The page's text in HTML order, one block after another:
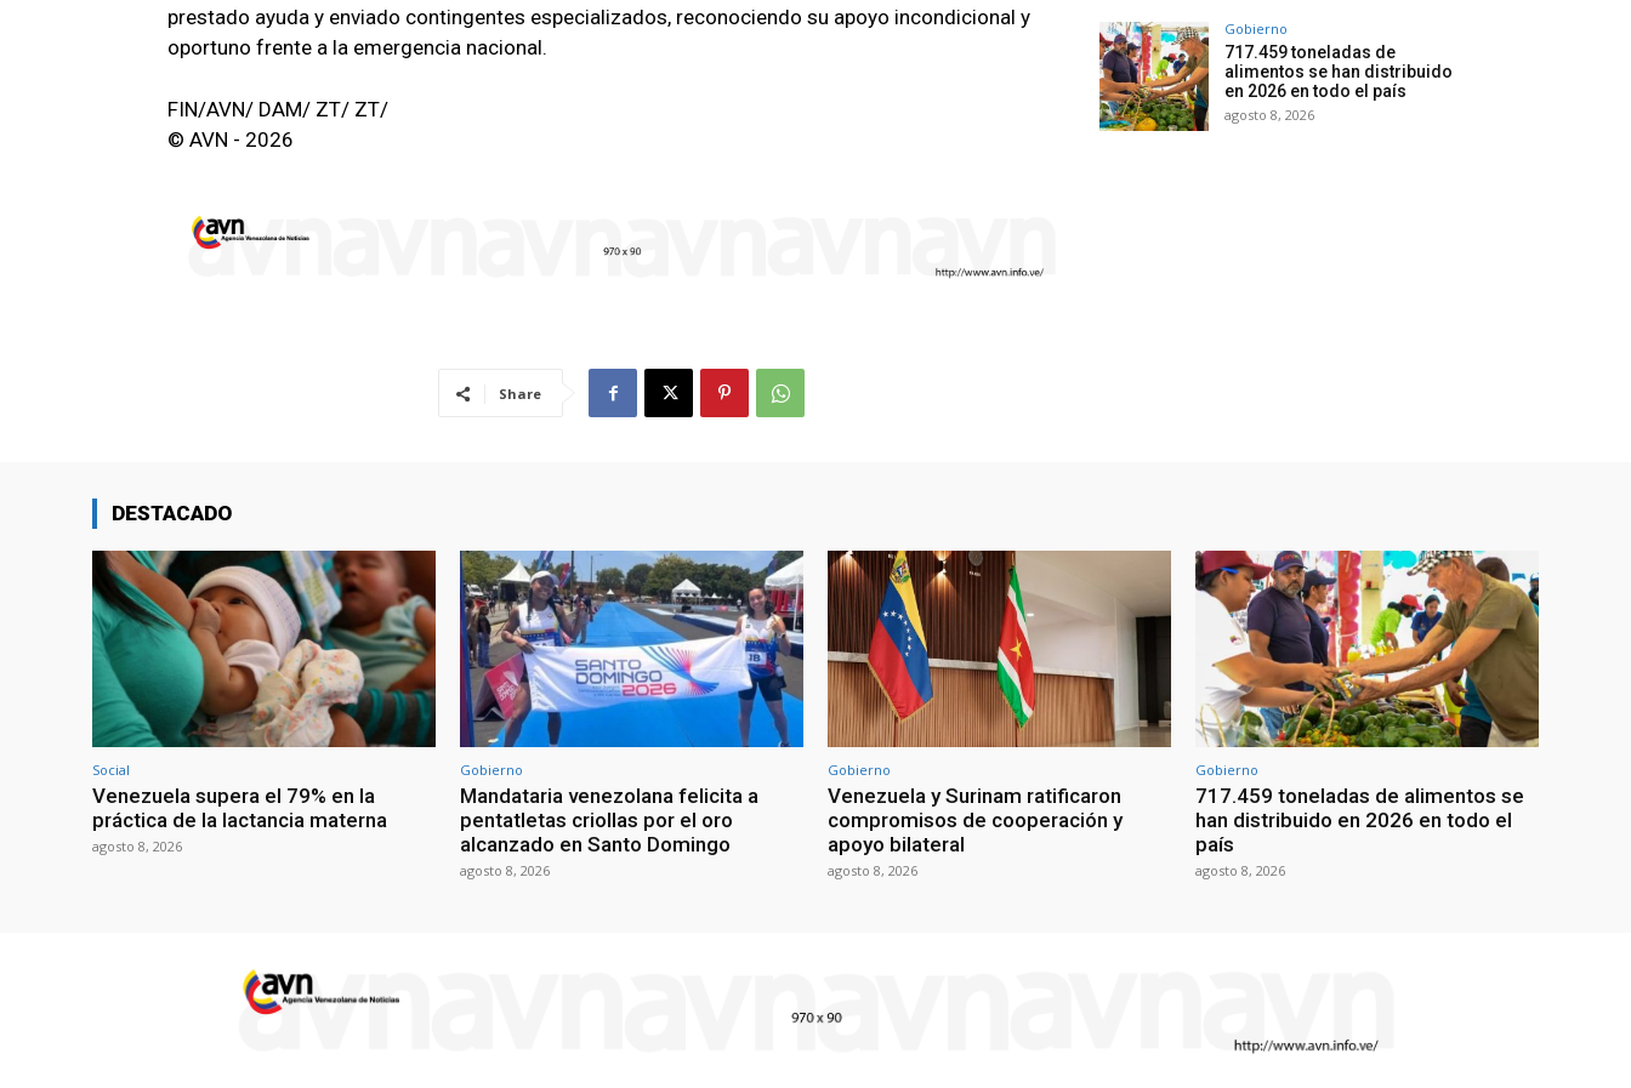
prestado ayuda y enviado contingentes especializados, reconociendo su apoyo incondicional y
oportuno frente a la emergencia nacional.
FIN/AVN/ DAM/ ZT/ ZT/
© AVN - 2026
Share
Gobierno
717.459 toneladas de
alimentos se han distribuido
en 2026 en todo el país
agosto 8, 2026
DESTACADO
Social
Venezuela supera el 79% en la
práctica de la lactancia materna
agosto 8, 2026
Gobierno
Mandataria venezolana felicita a
pentatletas criollas por el oro
alcanzado en Santo Domingo
agosto 8, 2026
Gobierno
Venezuela y Surinam ratificaron
compromisos de cooperación y
apoyo bilateral
agosto 8, 2026
Gobierno
717.459 toneladas de alimentos se
han distribuido en 2026 en todo el
país
agosto 8, 2026